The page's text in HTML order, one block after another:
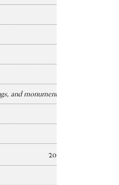
and monuments)
2025